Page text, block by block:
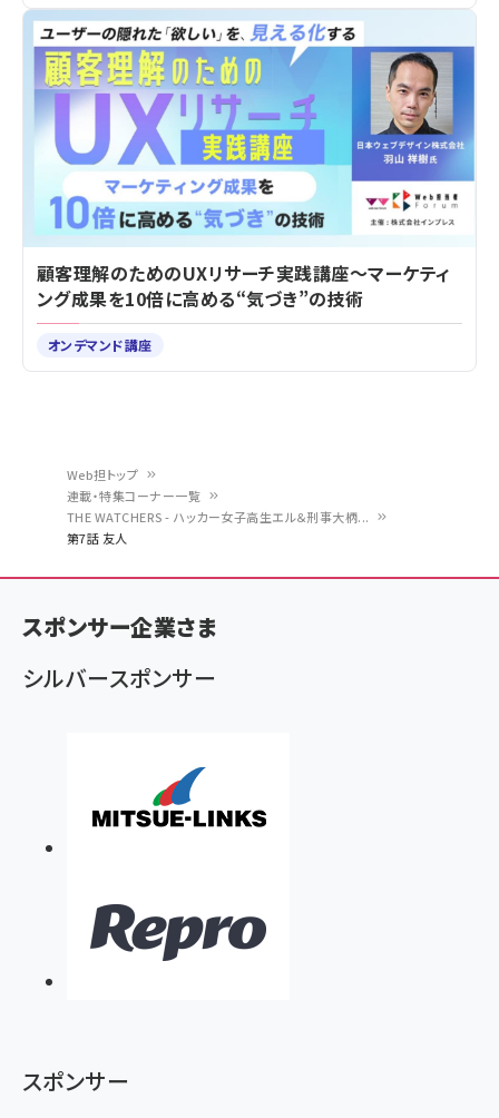
く
ず
Web担トップ
連載・特集コーナー一覧
THE WATCHERS - ハッカー女子高生エル＆刑事大柄...
第7話 友人
顧客理解のためのUXリサーチ実践講座～マーケティ
ング成果を10倍に高める“気づき”の技術
オンデマンド講座
スポンサー企業さま
シルバースポンサー
スポンサー